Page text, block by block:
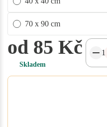
70 x 90 cm
od 85 Kč
Skladem